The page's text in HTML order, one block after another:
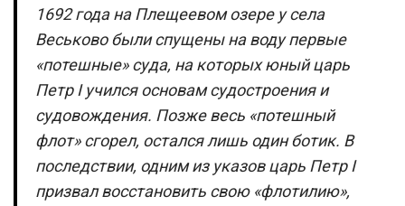
1692 года на Плещеевом озере у села
Веськово были спущены на воду первые
«потешные» суда, на которых юный царь
Петр I учился основам судостроения и
судовождения. Позже весь «потешный
флот» сгорел, остался лишь один ботик. В
последствии, одним из указов царь Петр I
призвал восстановить свою «флотилию»,